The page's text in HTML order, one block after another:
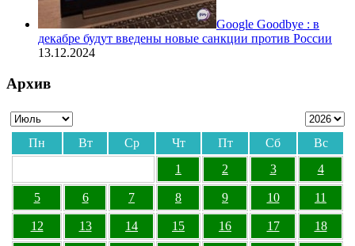
Google Goodbye : в
декабре будут введены новые санкции против России
13.12.2024
Архив
Пн Вт Ср Чт Пт Сб
Вс
1
2 3 4
5 6 7 8 9 10 11
12 13 14 15 16 17 18